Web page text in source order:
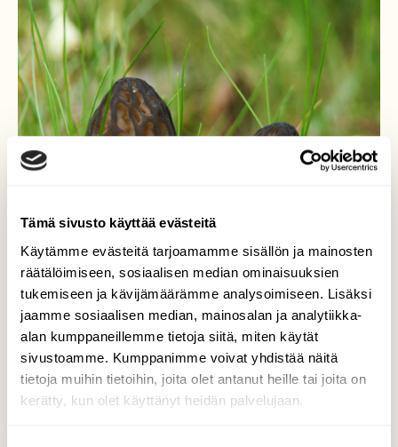
Tämä sivusto käyttää evästeitä
Käytämme evästeitä tarjoamamme sisällön ja mainosten
räätälöimiseen, sosiaalisen median ominaisuuksien
tukemiseen ja kävijämäärämme analysoimiseen. Lisäksi
jaamme sosiaalisen median, mainosalan ja analytiikka-
alan kumppaneillemme tietoja siitä, miten käytät
sivustoamme. Kumppanimme voivat yhdistää näitä
tietoja muihin tietoihin, joita olet antanut heille tai joita on
kerätty, kun olet käyttänyt heidän palvelujaan.
Huhtasienet